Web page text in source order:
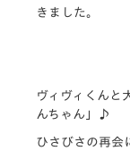
きま した。
ヴィヴィくんと
んちゃん」♪
ひさびさの再会